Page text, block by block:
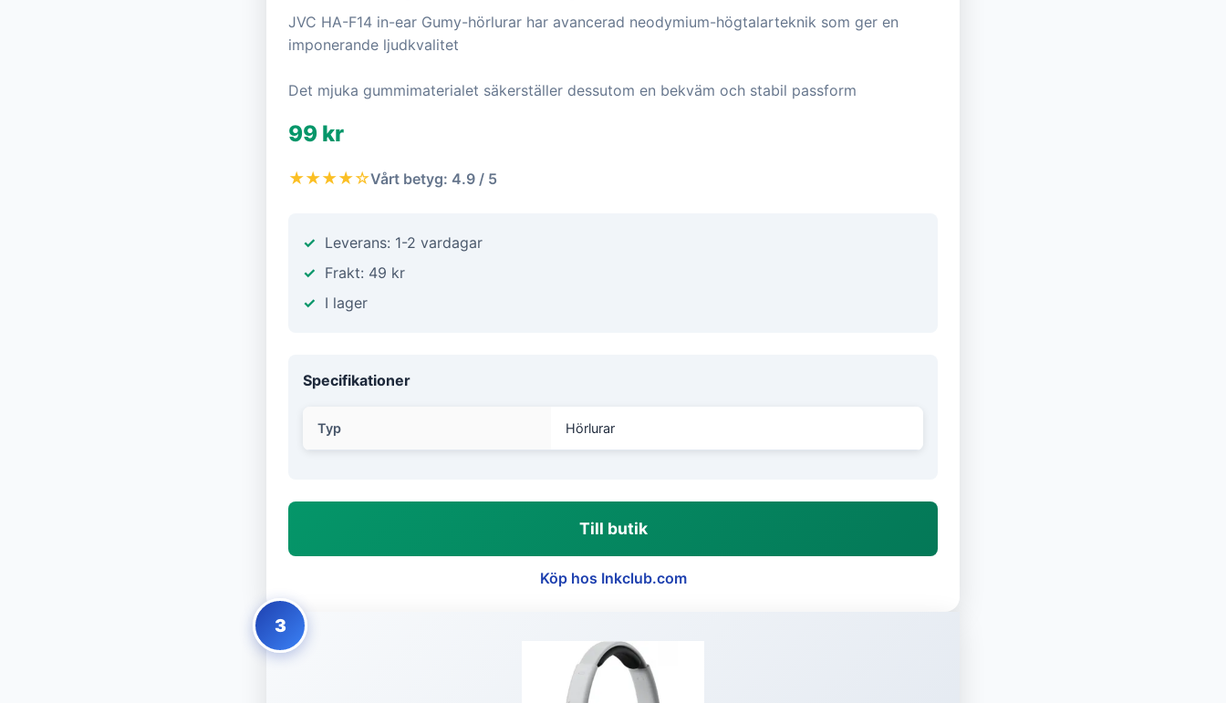
JVC HA-F14 in-ear Gumy-hörlurar har avancerad neodymium-högtalarteknik som ger en
imponerande ljudkvalitet
Det mjuka gummimaterialet säkerställer dessutom en bekväm och stabil passform
99 kr
★★★★☆Vårt betyg: 4.9 / 5
Leverans: 1-2 vardagar
Frakt: 49 kr
I lager
Specifikationer
Typ Hörlurar
Till butik
Köp hos Inkclub.com
3